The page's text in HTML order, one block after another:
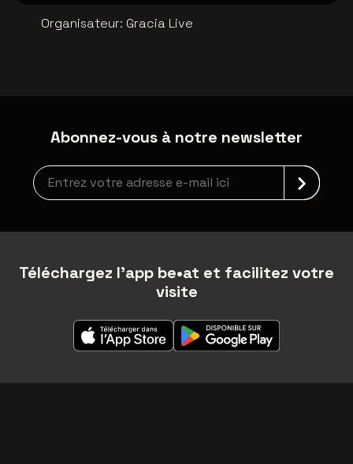
Organisateur: Gracia Live
Abonnez-vous à notre newsletter
Inscription à la newsletter
Téléchargez l'app be•at et facilitez votre
visite